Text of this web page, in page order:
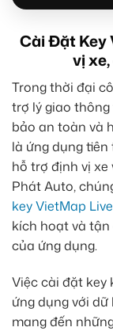
Cài Đặt Key
vị
Trong thời đại
trợ lý giao
bảo an toàn và
là ứng dụng
hỗ trợ định vị
Phát Auto,
key VietMap Live
kích hoạt và
của ứng dụng.
Việc cài đặt key
ứng dụng với
mang đến